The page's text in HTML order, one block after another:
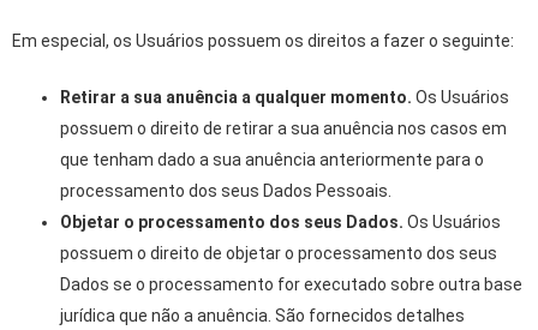
Em especial, os Usuários possuem os direitos a fazer o seguinte:
Retirar a sua anuência a qualquer momento. Os Usuários
possuem o direito de retirar a sua anuência nos casos em
que tenham dado a sua anuência anteriormente para o
processamento dos seus Dados Pessoais.
Objetar o processamento dos seus Dados. Os Usuários
possuem o direito de objetar o processamento dos seus
Dados se o processamento for executado sobre outra base
jurídica que não a anuência. São fornecidos detalhes